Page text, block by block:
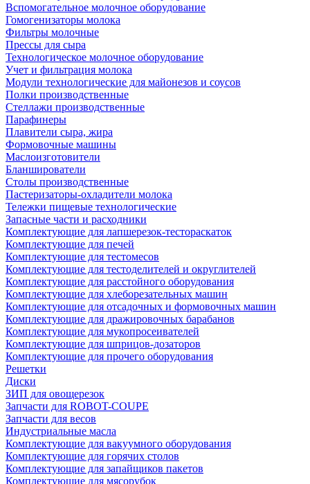
Вспомогательное молочное оборудование
Гомогенизаторы молока
Фильтры молочные
Прессы для сыра
Технологическое молочное оборудование
Учет и фильтрация молока
Модули технологические для майонезов и соусов
Полки производственные
Стеллажи производственные
Парафинеры
Плавители сыра, жира
Формовочные машины
Маслоизготовители
Бланширователи
Столы производственные
Пастеризаторы-охладители молока
Тележки пищевые технологические
Запасные части и расходники
Комплектующие для лапшерезок-тестораскаток
Комплектующие для печей
Комплектующие для тестомесов
Комплектующие для тестоделителей и округлителей
Комплектующие для расстойного оборудования
Комплектующие для хлеборезательных машин
Комплектующие для отсадочных и формовочных машин
Комплектующие для дражировочных барабанов
Комплектующие для мукопросеивателей
Комплектующие для шприцов-дозаторов
Комплектующие для прочего оборудования
Решетки
Диски
ЗИП для овощерезок
Запчасти для ROBOT-COUPE
Запчасти для весов
Индустриальные масла
Комплектующие для вакуумного оборудования
Комплектующие для горячих столов
Комплектующие для запайщиков пакетов
Комплектующие для мясорубок